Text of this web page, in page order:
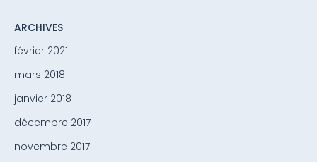
ARCHIVES
février 2021
mars 2018
janvier 2018
décembre 2017
novembre 2017